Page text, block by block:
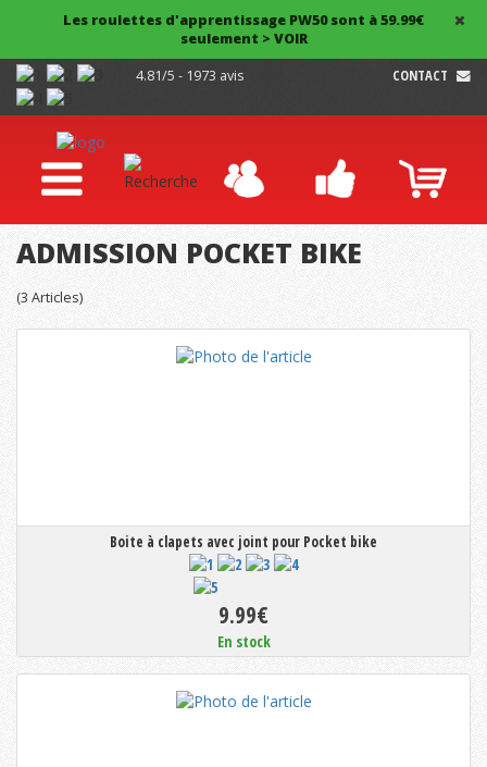
Les roulettes d'apprentissage PW50 sont à 59.99€
seulement > VOIR
4.81/5 - 1973 avis
CONTACT
ADMISSION POCKET BIKE
(3 Articles)
Boite à clapets avec joint pour Pocket bike
9.99€
En stock